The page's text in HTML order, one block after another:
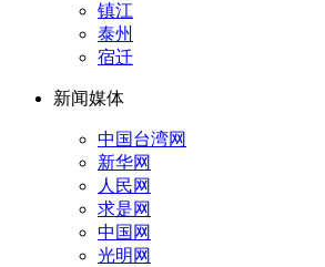
镇江
泰州
宿迁
新闻媒体
中国台湾网
新华网
人民网
求是网
中国网
光明网